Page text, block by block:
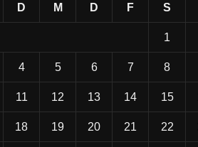
D M D F S
1
4 5 6 7 8
11 12 13 14 15
18 19 20 21 22